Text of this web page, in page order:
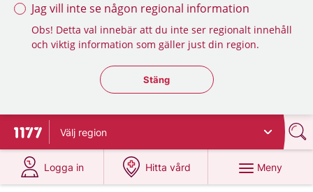
Jag vill inte se någon regional information
Obs! Detta val innebär att du inte ser regionalt innehåll
och viktig information som gäller just din region.
Stäng regionsväljaren
Stäng
Till startsidan för 1177
Välj region
Logga in
på 1177.se
Hitta vård
på 1177.se
Meny